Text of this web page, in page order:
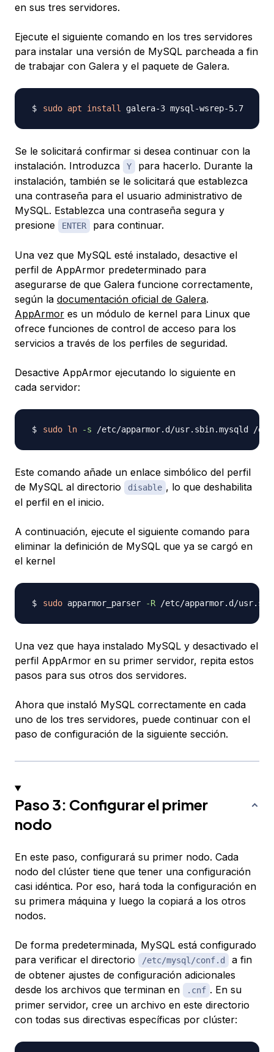
en sus tres servidores.
Ejecute el siguiente comando en los tres servidores
para instalar una versión de MySQL parcheada a fin
de trabajar con Galera y el paquete de Galera.
sudo apt install
Se le solicitará confirmar si desea continuar con la
instalación. Introduzca
Y
para hacerlo. Durante la
instalación, también se le solicitará que establezca
una contraseña para el usuario administrativo de
MySQL. Establezca una contraseña segura y
presione
ENTER para continuar.
Una vez que MySQL esté instalado, desactive el
perfil de AppArmor predeterminado para
asegurarse de que Galera funcione correctamente,
según la documentación oficial de Galera.
AppArmor es un módulo de kernel para Linux que
ofrece funciones de control de acceso para los
servicios a través de los perfiles de seguridad.
Desactive AppArmor ejecutando lo siguiente en
cada servidor:
sudo ln -s
Este comando añade un enlace simbólico del perfil
de MySQL al directorio
disable , lo que deshabilita
el perfil en el inicio.
A continuación, ejecute el siguiente comando para
eliminar la definición de MySQL que ya se cargó en
el kernel
sudo apparmor_parser -R
Una vez que haya instalado MySQL y desactivado el
perfil AppArmor en su primer servidor, repita estos
pasos para sus otros dos servidores.
Ahora que instaló MySQL correctamente en cada
uno de los tres servidores, puede continuar con el
paso de configuración de la siguiente sección.
Paso 3: Configurar el primer
nodo
En este paso, configurará su primer nodo. Cada
nodo del clúster tiene que tener una configuración
casi idéntica. Por eso, hará toda la configuración en
su primera máquina y luego la copiará a los otros
nodos.
De forma predeterminada, MySQL está configurado
para verificar el directorio
/etc/mysql/conf.d
a fin
de obtener ajustes de configuración adicionales
desde los archivos que terminan en
.cnf . En su
primer servidor, cree un archivo en este directorio
con todas sus directivas específicas por clúster: